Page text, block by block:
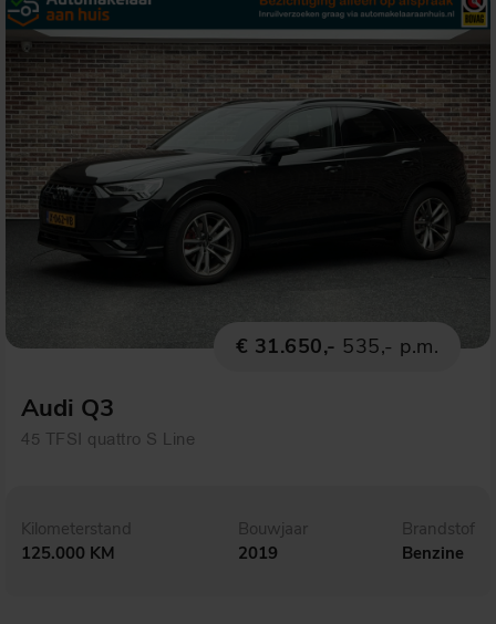
€ 31.650,- 535,- p.m.
Audi Q3
45 TFSI quattro S Line
Kilometerstand
125.000 KM
Bouwjaar
2019
Brandstof
Benzine